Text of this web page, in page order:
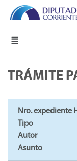
TRÁMITE
Nro. expediente
Tipo
Autor
Asunto